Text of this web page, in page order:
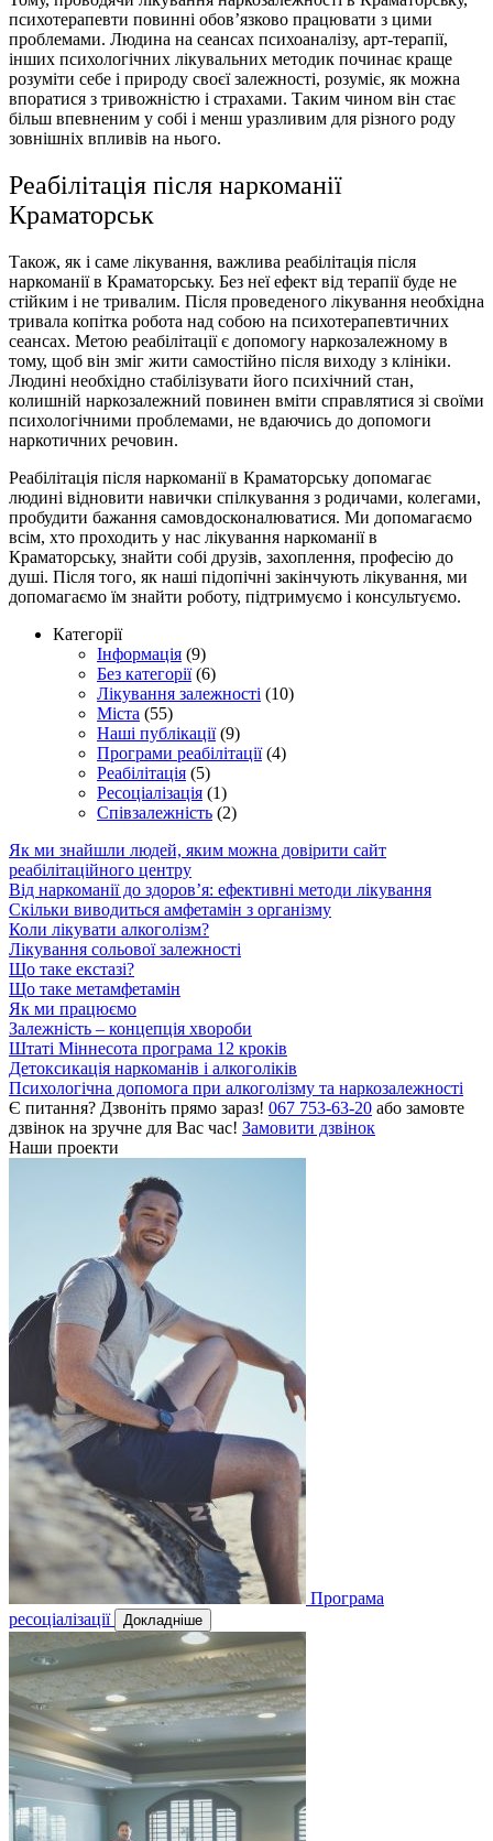
психотерапевти повинні обов’язково працювати з цими
проблемами. Людина на сеансах психоаналізу, арт-терапії,
інших психологічних лікувальних методик починає краще
розуміти себе і природу своєї залежності, розуміє, як можна
впоратися з тривожністю і страхами. Таким чином він стає
більш впевненим у собі і менш уразливим для різного роду
зовнішніх впливів на нього.
Реабілітація після наркоманії
Краматорськ
Також, як і саме лікування, важлива реабілітація після
наркоманії в Краматорську. Без неї ефект від терапії буде не
стійким і не тривалим. Після проведеного лікування необхідна
тривала копітка робота над собою на психотерапевтичних
сеансах. Метою реабілітації є допомогу наркозалежному в
тому, щоб він зміг жити самостійно після виходу з клініки.
Людині необхідно стабілізувати його психічний стан,
колишній наркозалежний повинен вміти справлятися зі своїми
психологічними проблемами, не вдаючись до допомоги
наркотичних речовин.
Реабілітація після наркоманії в Краматорську допомагає
людині відновити навички спілкування з родичами, колегами,
пробудити бажання самовдосконалюватися. Ми допомагаємо
всім, хто проходить у нас лікування наркоманії в
Краматорську, знайти собі друзів, захоплення, професію до
душі. Після того, як наші підопічні закінчують лікування, ми
допомагаємо їм знайти роботу, підтримуємо і консультуємо.
Категорії
Інформація (9)
Без категорії(6)
Лікування залежності (10)
Міста (55)
Наші публікації(9)
Програми реабілітації(4)
Реабілітація (5)
Ресоціалізація (1)
Співзалежність (2)
Як ми знайшли людей, яким можна довірити сайт
реабілітаційного центру
Від наркоманії до здоров’я: ефективні методи лікування
Скільки виводиться амфетамін з організму
Коли лікувати алкоголізм?
Лікування сольової залежності
Що таке екстазі?
Що таке метамфетамін
Як ми працюємо
Залежність – концепція хвороби
Штаті Міннесота програма 12 кроків
Детоксикація наркоманів і алкоголіків
Психологічна допомога при алкоголізму та наркозалежності
Є питання? Дзвоніть прямо зараз! 067 753-63-20 або замовте
дзвінок на зручне для Вас час! Замовити дзвінок
Наши проекти
Програма
ресоціалізації
Докладніше